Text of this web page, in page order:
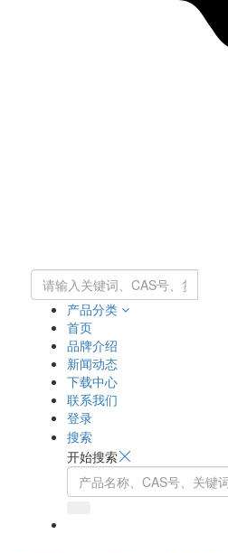
产品分类
首页
品牌介绍
新闻动态
下载中心
联系我们
登录
搜索
开始搜索